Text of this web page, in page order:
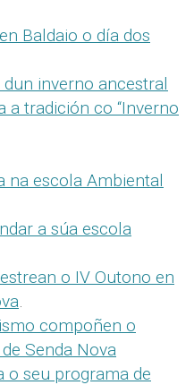
Baldaio o día dos
inverno ancestral
a tradición co “Inverno
na escola Ambiental
a súa escola
o IV Outono en
.
compoñen o
Senda Nova
o seu programa de